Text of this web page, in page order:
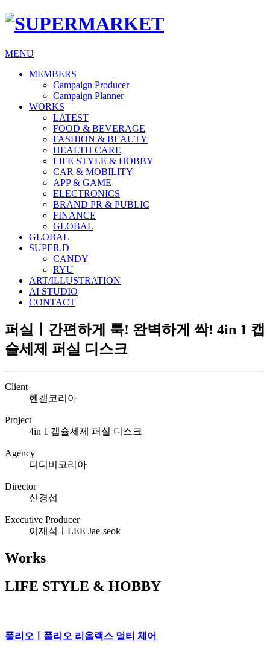
MENU
MEMBERS
Campaign Producer
Campaign Planner
WORKS
LATEST
FOOD & BEVERAGE
FASHION & BEAUTY
HEALTH CARE
LIFE STYLE & HOBBY
CAR & MOBILITY
APP & GAME
ELECTRONICS
BRAND PR & PUBLIC
FINANCE
GLOBAL
GLOBAL
SUPER.D
CANDY
RYU
ART/ILLUSTRATION
AI STUDIO
CONTACT
퍼실ㅣ간편하게 툭! 완벽하게 싹! 4in 1 캡
슐세제 퍼실 디스크
Client
헨켈코리아
Project
4in 1 캡슐세제 퍼실 디스크
Agency
디디비코리아
Director
신경섭
Executive Producer
이재석ㅣLEE Jae-seok
Works
LIFE STYLE & HOBBY
풀리오ㅣ풀리오 리올랙스 멀티 체어